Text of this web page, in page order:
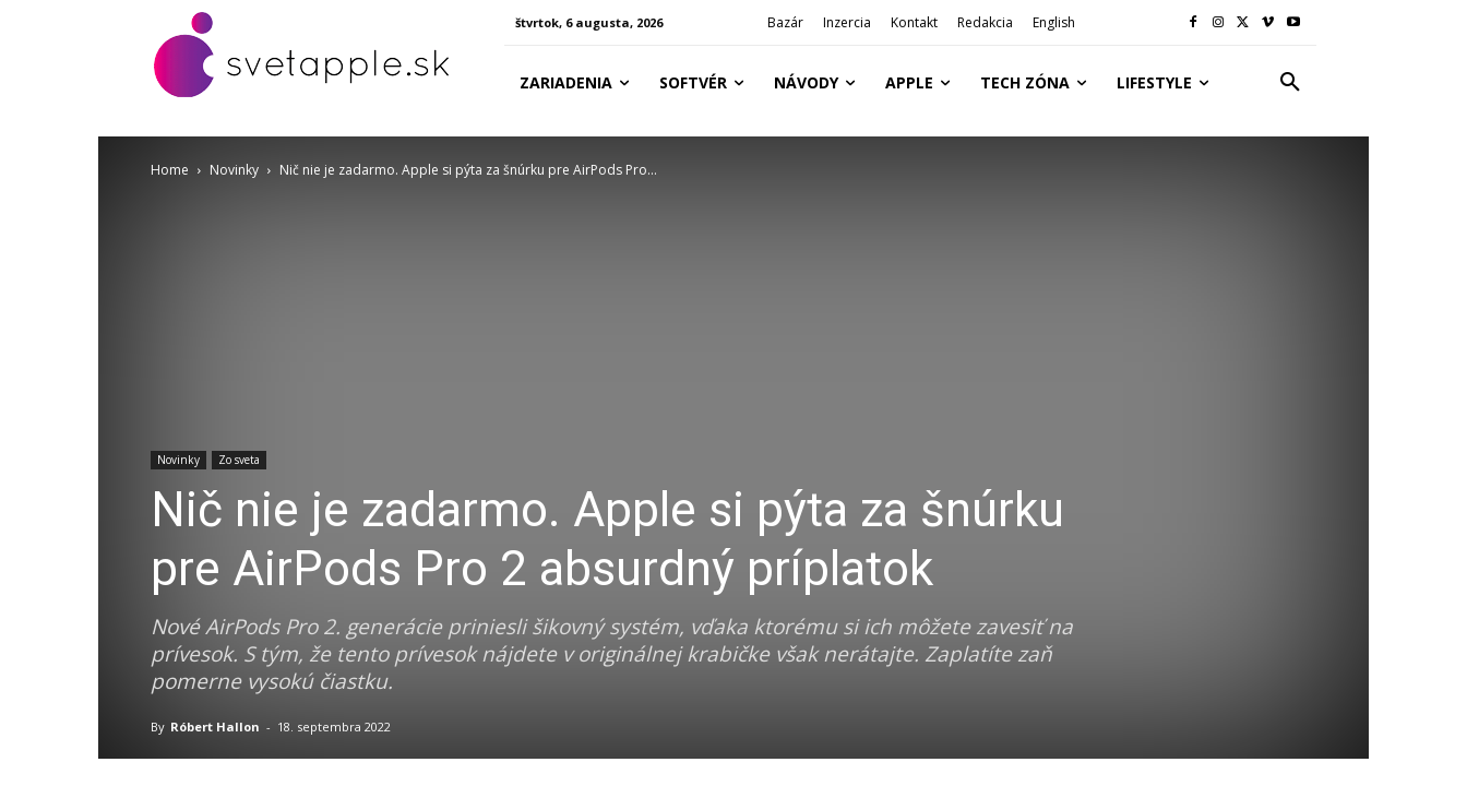
štvrtok, 6 augusta, 2026 Bazár Inzercia Kontakt Redakcia English
ZARIADENIA SOFTVÉR NÁVODY APPLE TECH ZÓNA LIFESTYLE
Home Novinky Nič nie je zadarmo. Apple si pýta za šnúrku pre AirPods Pro...
Novinky Zo sveta
Nič nie je zadarmo. Apple si pýta za šnúrku
pre AirPods Pro 2 absurdný príplatok
Nové AirPods Pro 2. generácie priniesli šikovný systém, vďaka ktorému si ich môžete zavesiť na
prívesok. S tým, že tento prívesok nájdete v originálnej krabičke však nerátajte. Zaplatíte zaň
pomerne vysokú čiastku.
By Róbert Hallon - 18. septembra 2022